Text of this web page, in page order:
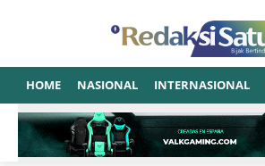
HOME NASIONAL INTERNASIONAL